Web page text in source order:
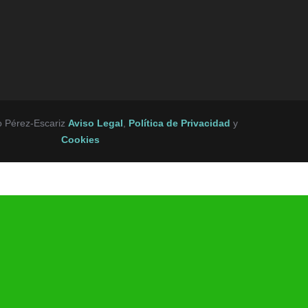
Pérez-Escariz Aviso Legal Política de Privacidad y
Cookies